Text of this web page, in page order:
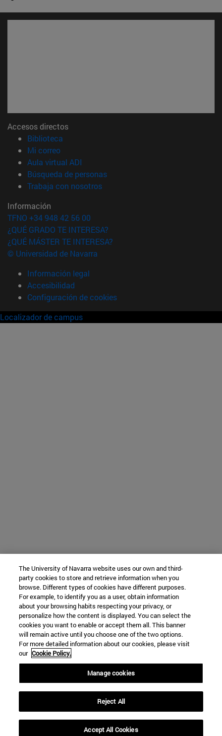
Accesos directos
Biblioteca
Mi correo(abre en nueva ventana)
Aula virtual ADI
Búsqueda de personas(abre en nueva ventana)
Trabaja con nosotros(abre en nueva ventana)
Información
TFNO +34 948 42 56 00
¿QUÉ GRADO TE INTERESA?
¿QUÉ MÁSTER TE INTERESA?
© Universidad de Navarra
Información legal
Accesibilidad
Configuración de cookies
Localizador de campus
The University of Navarra website uses our own and third-
party cookies to store and retrieve information when you
browse. Different types of cookies have different purposes.
For example, to identify you as a user, obtain information
about your browsing habits respecting your privacy, or
personalize how the content is displayed. You can select the
cookies you want to enable or accept them all. This banner
will remain active until you choose one of the two options.
For more detailed information about our cookies, please visit
our Cookie Policy.
Manage cookies
Reject All
Accept All Cookies